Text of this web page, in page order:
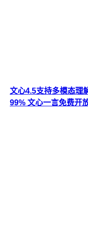
文心4.5支持多模态理
99% 文心一言免费开